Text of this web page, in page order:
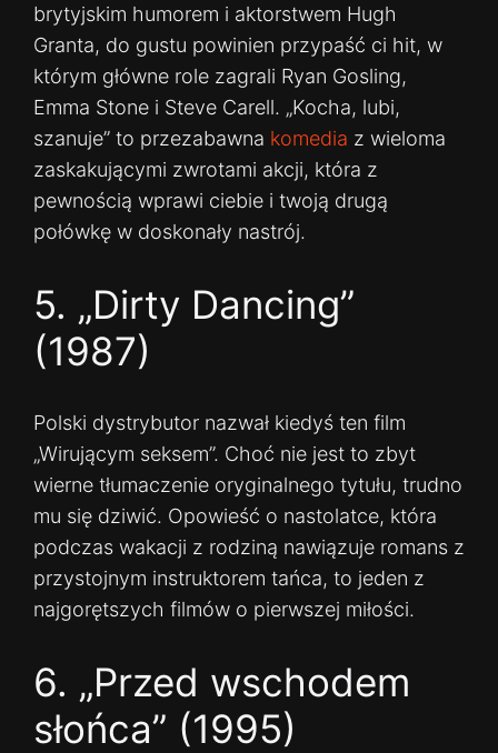
brytyjskim humorem i aktorstwem Hugh
Granta, do gustu powinien przypaść ci hit, w
którym główne role zagrali Ryan Gosling,
Emma Stone i Steve Carell. „Kocha, lubi,
szanuje” to przezabawna komedia z wieloma
zaskakującymi zwrotami akcji, która z
pewnością wprawi ciebie i twoją drugą
połówkę w doskonały nastrój.
5. „Dirty Dancing”
(1987)
Polski dystrybutor nazwał kiedyś ten film
„Wirującym seksem”. Choć nie jest to zbyt
wierne tłumaczenie oryginalnego tytułu, trudno
mu się dziwić. Opowieść o nastolatce, która
podczas wakacji z rodziną nawiązuje romans z
przystojnym instruktorem tańca, to jeden z
najgorętszych filmów o pierwszej miłości.
6. „Przed wschodem
słońca” (1995)